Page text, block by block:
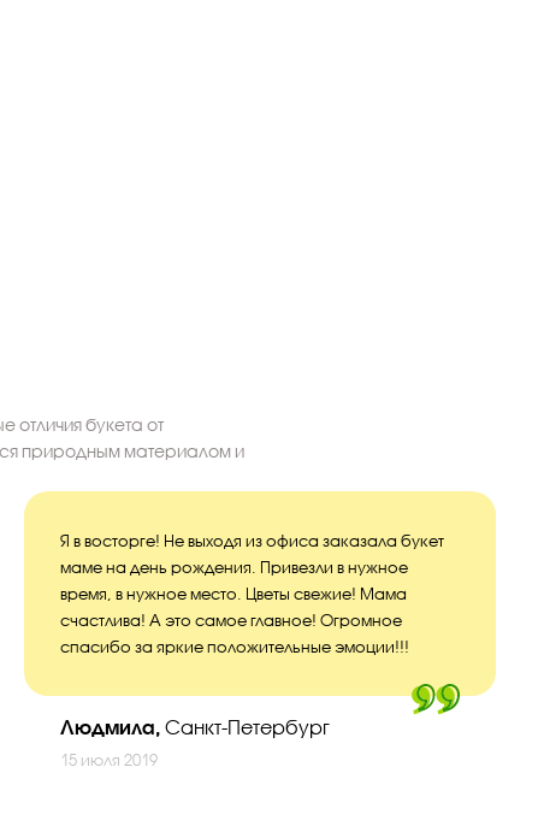
букета от
природным материалом и
Я в восторге! Не выходя из офиса заказала букет
маме на день рождения. Привезли в нужное
время, в нужное место. Цветы свежие! Мама
счастлива! А это самое главное! Огромное
спасибо за яркие положительные эмоции!!!
Людмила,Санкт-Петербург
15 июля 2019